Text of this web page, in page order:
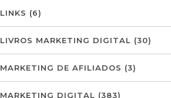
LINKS (6)
LIVROS MARKETING DIGITAL (30)
MARKETING DE AFILIADOS (3)
MARKETING DIGITAL (383)